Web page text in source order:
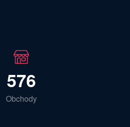
576
Obchody